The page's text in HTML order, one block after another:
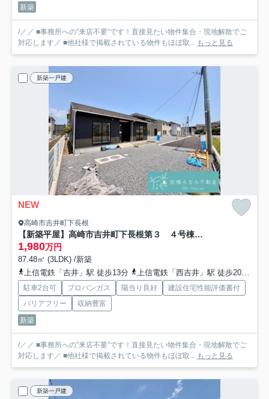
新築
/／／ ■事務所への”来店不要”です！直接見たい物件集合・現地解散でご
対応します／ ■他社様で掲載されている物件もほぼ取... もっと見る
新築一戸建
NEW
高崎市吉井町下長根
【新築平屋】高崎市吉井町下長根第３ ４号棟(全４棟) クレイドルガーデン 新築建売分譲
1,980万円
87.48㎡ (3LDK) /新築
上信電鉄「吉井」駅 徒歩13分
上信電鉄「西吉井」駅 徒歩20分
駐車2台可 プロパンガス 陽当り良好
建設住宅性能評価書付
バリアフリー
収納豊富
新築
/／／ ■事務所への”来店不要”です！直接見たい物件集合・現地解散でご
対応します／ ■他社様で掲載されている物件もほぼ取... もっと見る
新築一戸建